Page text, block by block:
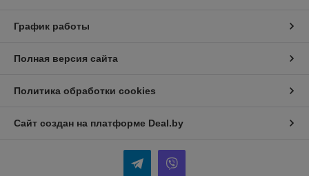
График работы
Полная версия сайта
Политика обработки cookies
Сайт создан на платформе Deal.by